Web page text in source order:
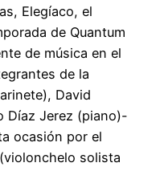
Elegíaco, el
de Quantum
de música en el
de la
David
Díaz Jerez (piano)-
ocasión por el
solista